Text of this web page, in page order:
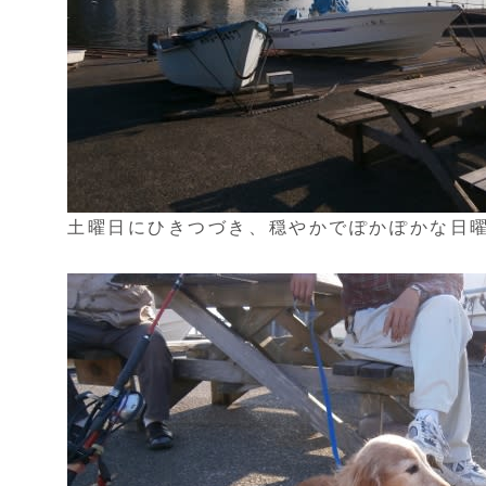
土曜日にひきつづき、穏やかでぽかぽかな日